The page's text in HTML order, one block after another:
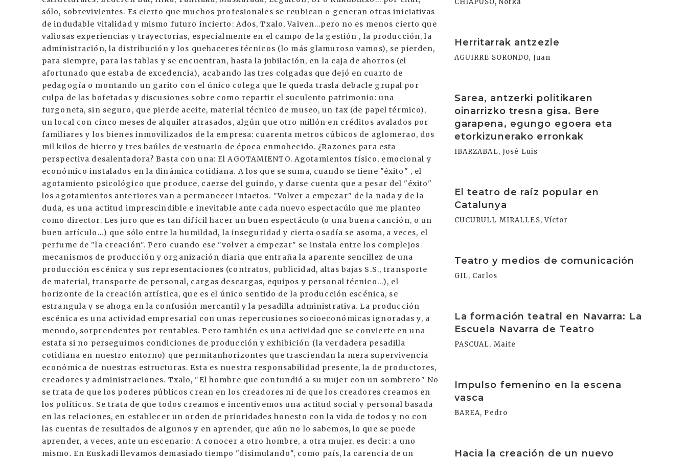
CHIAPUSO, Norka
Herritarrak antzezle
AGUIRRE SORONDO, Juan
Sarea, antzerki politikaren
oinarrizko tresna gisa. Bere
garapena, egungo egoera eta
etorkizunerako erronkak
IBARZABAL, José Luis
El teatro de raíz popular en
Catalunya
CUCURULL MIRALLES, Víctor
Teatro y medios de comunicación
GIL, Carlos
La formación teatral en Navarra: La
Escuela Navarra de Teatro
PASCUAL, Maite
Impulso femenino en la escena
vasca
BAREA, Pedro
Hacia la creación de un nuevo